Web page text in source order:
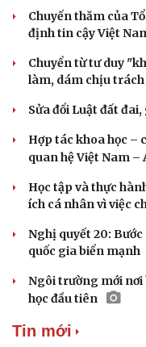
Chuyến thăm của
định tin cậy Việt
Chuyển từ tư duy
làm, dám chịu
Sửa đổi Luật đất
Hợp tác khoa học –
quan hệ Việt Nam –
Học tập và thực
ích cá nhân vì việc
Nghị quyết 20:
quốc gia biển mạnh
Ngôi trường mới nơi
học đầu tiên
Tin mới